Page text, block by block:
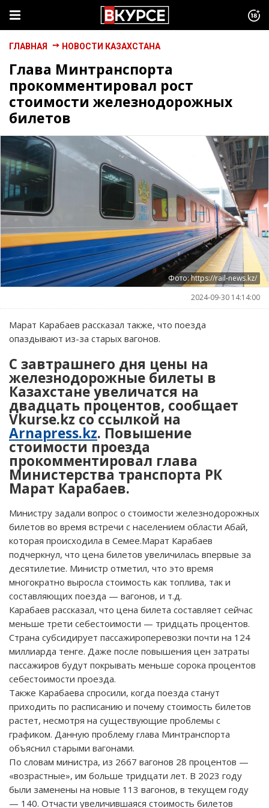
ГЛАВНАЯ НОВОСТИ КАЗАХСТАНА
Глава Минтранспорта
прокомментировал рост
стоимости железнодорожных
билетов
Фото: https://rail-news.kz/
2024-09-30 14:14:00
Марат Карабаев рассказал также, что поезда
опаздывают из-за старых вагонов.
С завтрашнего дня цены на
железнодорожные билеты в
Казахстане увеличатся на
двадцать процентов, сообщает
Vkurse.kz со ссылкой на
Arnapress.kz. Повышение
стоимости проезда
прокомментировал глава
Министерства транспорта РК
Марат Карабаев.
Министру задали вопрос о стоимости железнодорожных
билетов во время встречи с населением области Абай,
которая происходила в Семее.Марат Карабаев
подчеркнул, что цена билетов увеличилась впервые за
десятилетие. Министр отметил, что это время
многократно выросла стоимость как топлива, так и
составляющих поезда — вагонов, и т.д.
Карабаев рассказал, что цена билета составляет сейчас
меньше трети себестоимости — тридцать процентов.
Страна субсидирует пассажироперевозки почти на 124
миллиарда тенге. Даже после повышения цен затраты
пассажиров будут покрывать меньше сорока процентов
себестоимости проезда.
Также Карабаева спросили, когда поезда станут
приходить по расписанию и почему стоимость билетов
растет, несмотря на существующие проблемы с
графиком. Данную проблему глава Минтранспорта
объяснил старыми вагонами.
По словам министра, из 2667 вагонов 28 процентов —
«возрастные», им больше тридцати лет. В 2023 году
были заменены на новые 113 вагонов, в текущем году
— 140. Отчасти увеличившаяся стоимость билетов